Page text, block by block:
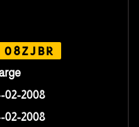
08ZJBR
02-2008
02-2008